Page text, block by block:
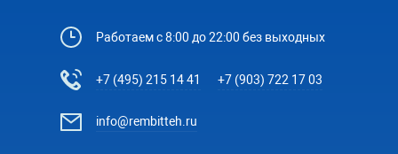
Работаем с 8:00 до 22:00 без выходных
+7 (495) 215 14 41 +7 (903) 722 17 03
info@rembitteh.ru